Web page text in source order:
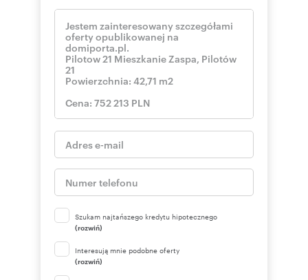
Szukam najtańszego kredytu hipotecznego
(rozwiń)
Interesują mnie podobne oferty
(rozwiń)